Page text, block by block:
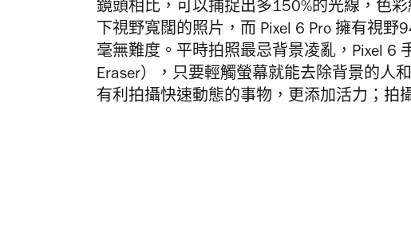
鏡頭相比，可以捕捉出多150%的光線，色
下視野寬闊的照片，而 Pixel 6 Pro 擁有視
毫無難度。平時拍照最忌背景凌亂，Pixel 6
Eraser），只要輕觸螢幕就能去除背景的人
有利拍攝快速動態的事物，更添加活力；拍